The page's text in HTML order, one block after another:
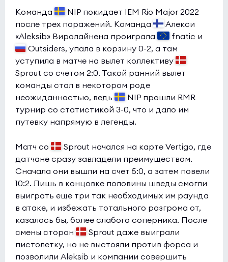
Команда
NIP покидает IEM Rio Major 2022
после трех поражений. Команда
Алекси
«Aleksib» Виролайнена проиграла
fnatic и
Outsiders, упала в корзину 0-2, а там
уступила в матче на вылет коллективу
Sprout со счетом 2:0. Такой ранний вылет
команды стал в некотором роде
неожиданностью, ведь
NIP прошли RMR
турнир со статистикой 3-0, что и дало им
путевку напрямую в легенды.
Матч со
Sprout начался на карте Vertigo, где
датчане сразу завладели преимуществом.
Сначала они вышли на счет 5:0, а затем повели
10:2. Лишь в концовке половины шведы смогли
выиграть еще три так необходимых им раунда
в атаке, и избежать тотального разгрома от,
казалось бы, более слабого соперника. После
смены сторон
Sprout даже выиграли
пистолетку, но не выстояли против форса и
позволили Aleksib и компании совершить